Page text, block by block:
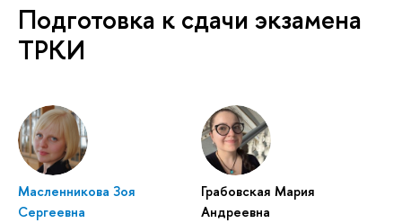
Подготовка к сдачи экзамена
ТРКИ
Масленникова Зоя
Сергеевна
Грабовская Мария
Андреевна